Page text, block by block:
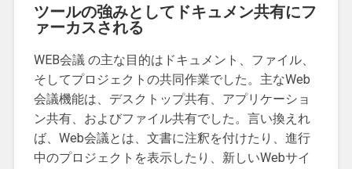
ツールの強みとしてドキュメン共有にフ
ァーカスされる
WEB会議 の主な目的はドキュメント、ファイル、
そしてプロジェクトの共同作業でした。主なWeb
会議機能は、デスクトップ共有、アプリケーショ
ン共有、およびファイル共有でした。言い換えれ
ば、Web会議とは、文書に注釈を付けたり、進行
中のプロジェクトを表示したり、新しいWebサイ